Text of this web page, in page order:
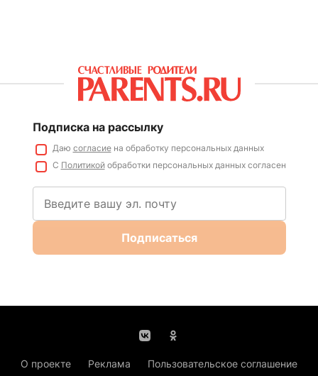
Подписка на рассылку
Даю согласиена обработку персональных данных
С Политикойобработки персональных данных согласен
Подписаться
О проекте Реклама
Пользовательское соглашение